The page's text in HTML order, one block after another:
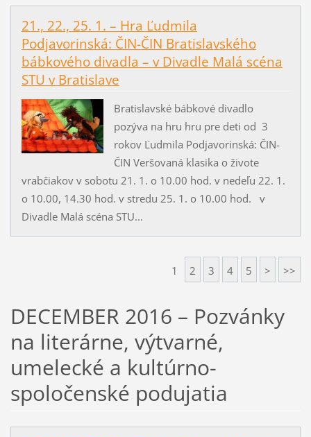
21., 22., 25. 1. – Hra Ľudmila
Podjavorinská: ČIN-ČIN Bratislavského
bábkového divadla – v Divadle Malá scéna
STU v Bratislave
Bratislavské bábkové divadlo
pozýva na hru hru pre deti od 3
rokov Ľudmila Podjavorinská: ČIN-
ČIN Veršovaná klasika o živote
vrabčiakov v sobotu 21. 1. o 10.00 hod. v nedeľu 22. 1.
o 10.00, 14.30 hod. v stredu 25. 1. o 10.00 hod. v
Divadle Malá scéna STU...
1 2 3 4 5 > >>
DECEMBER 2016 – Pozvánky
na literárne, výtvarné,
umelecké a kultúrno-
spoločenské podujatia